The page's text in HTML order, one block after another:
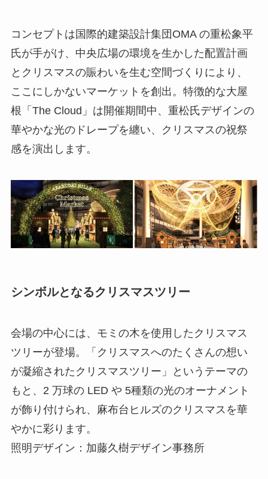
コンセプトは国際的建築設計集団OMA の重松象平
⽒が⼿がけ、中央広場の環境を⽣かした配置計画
とクリスマスの賑わいを⽣む空間づくりにより、
ここにしかないマーケットを創出。特徴的な⼤屋
根「The Cloud」は開催期間中、重松⽒デザインの
華やかな光のドレープを纏い、クリスマスの祝祭
感を演出します。
シンボルとなるクリスマスツリー
会場の中⼼には、モミの⽊を使⽤したクリスマス
ツリーが登場。「クリスマスへのたくさんの想い
が凝縮されたクリスマスツリー」というテーマの
もと、2 万球の LED や 5種類の光のオーナメント
が飾り付けられ、⿇布台ヒルズのクリスマスを華
やかに彩ります。
照明デザイン：加藤久樹デザイン事務所